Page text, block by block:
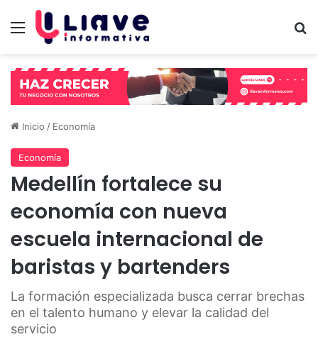
Menú
Inicio / Economía
Economía
Medellín fortalece su
economía con nueva
escuela internacional de
baristas y bartenders
La formación especializada busca cerrar brechas
en el talento humano y elevar la calidad del
servicio